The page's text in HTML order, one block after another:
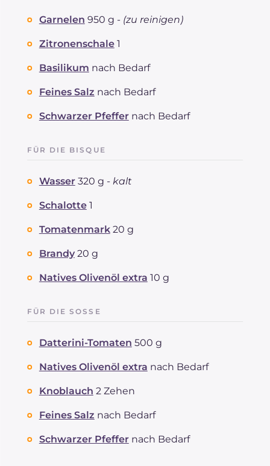
Garnelen 950 g - (zu reinigen)
Zitronenschale 1
Basilikum nach Bedarf
Feines Salz nach Bedarf
Schwarzer Pfeffer nach Bedarf
FÜR DIE BISQUE
Wasser 320 g - kalt
Schalotte 1
Tomatenmark 20 g
Brandy 20 g
Natives Olivenöl extra 10 g
FÜR DIE SOSSE
Datterini-Tomaten 500 g
Natives Olivenöl extra nach Bedarf
Knoblauch 2 Zehen
Feines Salz nach Bedarf
Schwarzer Pfeffer nach Bedarf